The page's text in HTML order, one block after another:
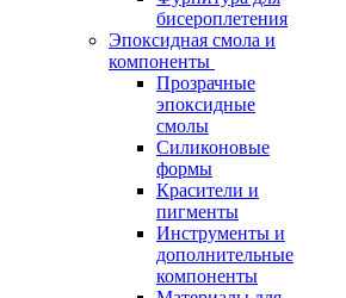
бисероплетения
Эпоксидная смола и
компоненты
Прозрачные
эпоксидные
смолы
Силиконовые
формы
Красители и
пигменты
Инструменты и
дополнительные
компоненты